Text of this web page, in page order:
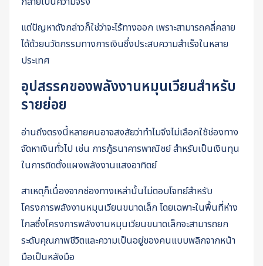
แต่ปัญหาดังกล่าวก็ใช่ว่าจะไร้ทางออก เพราะสามารถคลี่คลาย
ได้ด้วยนวัตกรรมทางการเงินซึ่งประสบความสำเร็จในหลาย
ประเทศ
อุปสรรคของพลังงานหมุนเวียนสำหรับ
รายย่อย
อ่านถึงตรงนี้หลายคนอาจสงสัยว่าทำไมจึงไม่เลือกใช้ช่องทาง
จัดหาเงินทั่วไป เช่น การกู้ธนาคารพาณิชย์ สำหรับเป็นเงินทุน
ในการติดตั้งแผงพลังงานแสงอาทิตย์
สาเหตุก็เนื่องจากช่องทางเหล่านั้นไม่ตอบโจทย์สำหรับ
โครงการพลังงานหมุนเวียนขนาดเล็ก โดยเฉพาะในพื้นที่ห่าง
ไกลซึ่งโครงการพลังงานหมุนเวียนขนาดเล็กจะสามารถยก
ระดับคุณภาพชีวิตและความเป็นอยู่ของคนแบบพลิกจากหน้า
มือเป็นหลังมือ